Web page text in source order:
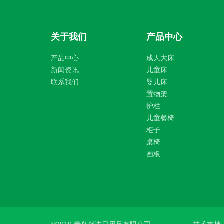
关于我们
产品中心
新闻资讯
联系我们
产品中心
成人大床
儿童床
婴儿床
置物架
护栏
儿童餐椅
柜子
桌椅
画板